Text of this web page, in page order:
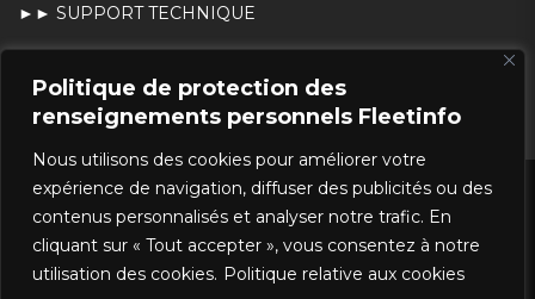
Politique de protection des
renseignements personnels Fleetinfo
Nous utilisons des cookies pour améliorer votre
expérience de navigation, diffuser des publicités ou des
contenus personnalisés et analyser notre trafic. En
cliquant sur « Tout accepter », vous consentez à notre
utilisation des cookies. Politique relative aux cookies
►► SUPPORT TECHNIQUE
POLITIQUE DE PROTECTION DES
RENSEIGNEMENTS PERSONNELS ET DE
CONFIDENTIALITÉ